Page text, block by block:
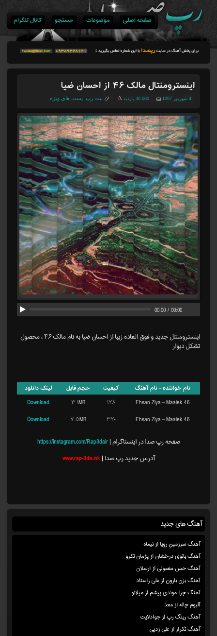
صفحه اصلی موضوعات جستجو کانال تلگرام
اینسترومنتال مالک ۴۶ از احسان ضیا
4 شهریور 1397 36,060 بازدید بیت رپ پست های ویژه
00:00/00:00
اینسترومنتال جدید و فوق العاده زیبا از احسان ضیا به نام مالک ۴۶ ، محصول
تشکل دیوار
نام خواننده – نام آهنگ کیفیت حجم فایل
لینک دانلود
Ehsan Ziya – Maalek 46
۱۲۸ ۳.۱MB
Download
Ehsan Ziya – Maalek 46
۳۲۰ ۷.۵MB Download
صفحه رپ صدا در اینستاگرام |https://instagram.com/Rap3dair
آدرس جدید رپ صدا |www.rap-3da.ink
آهنگ های جدید
آهنگ سرزمینِ رویا از نیماه
آهنگ بانوی درخشان از پژمان تکرو
آهنگ حس معمولی از ارسلان
آهنگ بزن بارون از علی راستاد
آهنگ چرا موندی پیشم از میلانو
آلبوم چاله از معذ
آهنگ رینگ رپ از جوادلایت
آهنگ تکرار از علی زدپی